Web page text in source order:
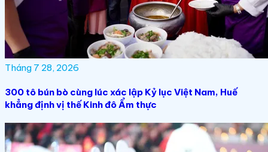
Tháng 7 28, 2026
300 tô bún bò cùng lúc xác lập Kỷ lục Việt Nam, Huế
khẳng định vị thế Kinh đô Ẩm thực